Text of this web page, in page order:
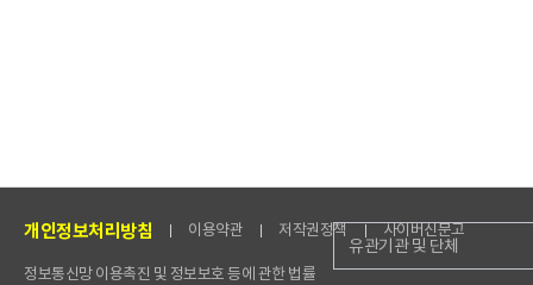
개인정보처리방침 이용약관 저작권정책 사이버신문고
정보통신망 이용촉진 및 정보보호 등에 관한 법률
유관기관 및 단체